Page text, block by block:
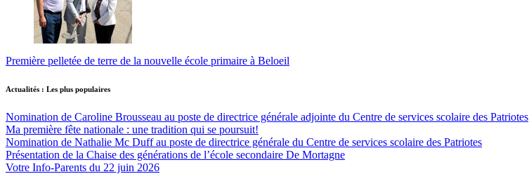
Première pelletée de terre de la nouvelle école primaire à Beloeil
Actualités : Les plus populaires
Nomination de Caroline Brousseau au poste de directrice générale adjointe du Centre de services scolaire des Patriotes
Ma première fête nationale : une tradition qui se poursuit!
Nomination de Nathalie Mc Duff au poste de directrice générale du Centre de services scolaire des Patriotes
Présentation de la Chaise des générations de l’école secondaire De Mortagne
Votre Info-Parents du 22 juin 2026